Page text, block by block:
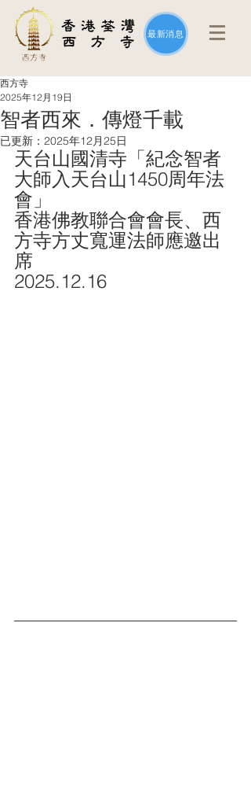
最新消息
智者西來．傳燈千載
西方寺
2025年12月19日
已更新： 2025年12月25日
天台山國清寺「紀念智者
大師入天台山1450周年法
會」
香港佛教聯合會會長、西
方寺方丈寬運法師應邀出
席
2025.12.16